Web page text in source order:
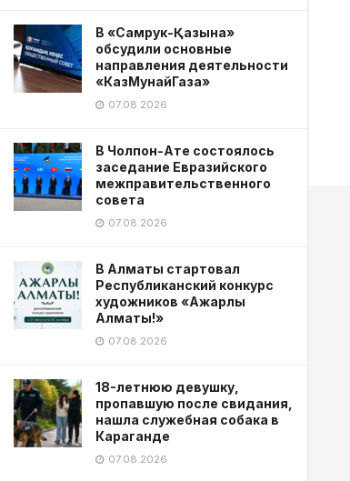
В «Самрук-Қазына»
обсудили основные
направления деятельности
«КазМунайГаза»
07.08.2026
В Чолпон-Ате состоялось
заседание Евразийского
межправительственного
совета
07.08.2026
В Алматы стартовал
Республиканский конкурс
художников «Ажарлы
Алматы!»
07.08.2026
18-летнюю девушку,
пропавшую после свидания,
нашла служебная собака в
Караганде
07.08.2026